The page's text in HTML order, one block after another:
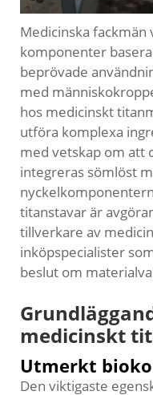
Medicinska
komponenter
beprövade
med
hos medicinskt
utföra komplexa
med vetskap om att
integreras sömlöst
titanstavar är
tillverkare av
inköpspecialister
beslut om
medicinskt
Utmerkt
Den viktigaste